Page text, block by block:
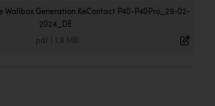
Wallbox Generation KeContact P40-P40Pro_29-02-
2024_DE
.pdf 1,8 MB